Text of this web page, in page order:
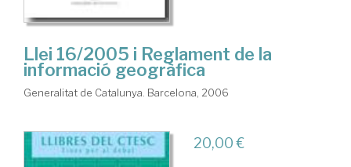
Llei 16/2005 i Reglament de la
informació geogràfica
Generalitat de Catalunya. Barcelona, 2006
20,00 €